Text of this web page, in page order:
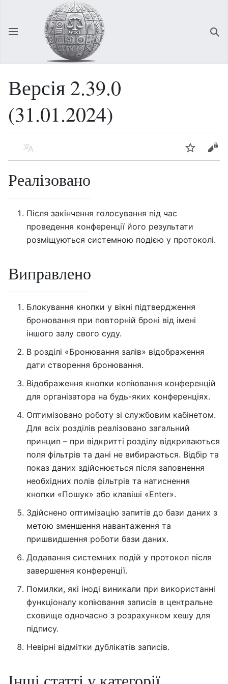
Відкрити головне меню
Версія 2.39.0
(31.01.2024)
Мова Спостерігати Редагувати
Реалізовано
Після закінчення голосування під час
проведення конференції його результати
розміщуються системною подією у протоколі.
Виправлено
Блокування кнопки у вікні підтвердження
бронювання при повторній броні від імені
іншого залу свого суду.
В розділі «Бронювання залів» відображення
дати створення бронювання.
Відображення кнопки копіювання конференцій
для організатора на будь-яких конференціях.
Оптимізовано роботу зі службовим кабінетом.
Для всіх розділів реалізовано загальний
принцип – при відкритті розділу відкриваються
поля фільтрів та дані не вибираються. Відбір та
показ даних здійснюється після заповнення
необхідних полів фільтрів та натиснення
кнопки «Пошук» або клавіші «Enter».
Здійснено оптимізацію запитів до бази даних з
метою зменшення навантаження та
пришвидшення роботи бази даних.
Додавання системних подій у протокол після
завершення конференції.
Помилки, які іноді виникали при використанні
функціоналу копіювання записів в центральне
сховище одночасно з розрахунком хешу для
підпису.
Невірні відмітки дублікатів записів.